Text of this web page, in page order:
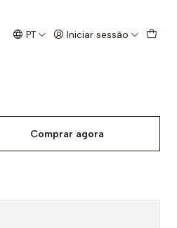
PT Iniciar sessão
à
Comprar agora